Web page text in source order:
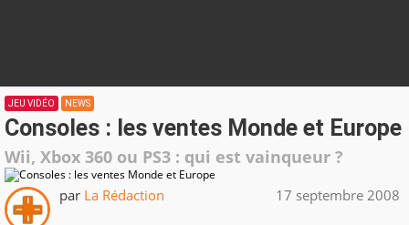
JEU VIDÉO NEWS
Consoles : les ventes Monde et Europe
Wii, Xbox 360 ou PS3 : qui est vainqueur ?
par La Rédaction 17 septembre 2008